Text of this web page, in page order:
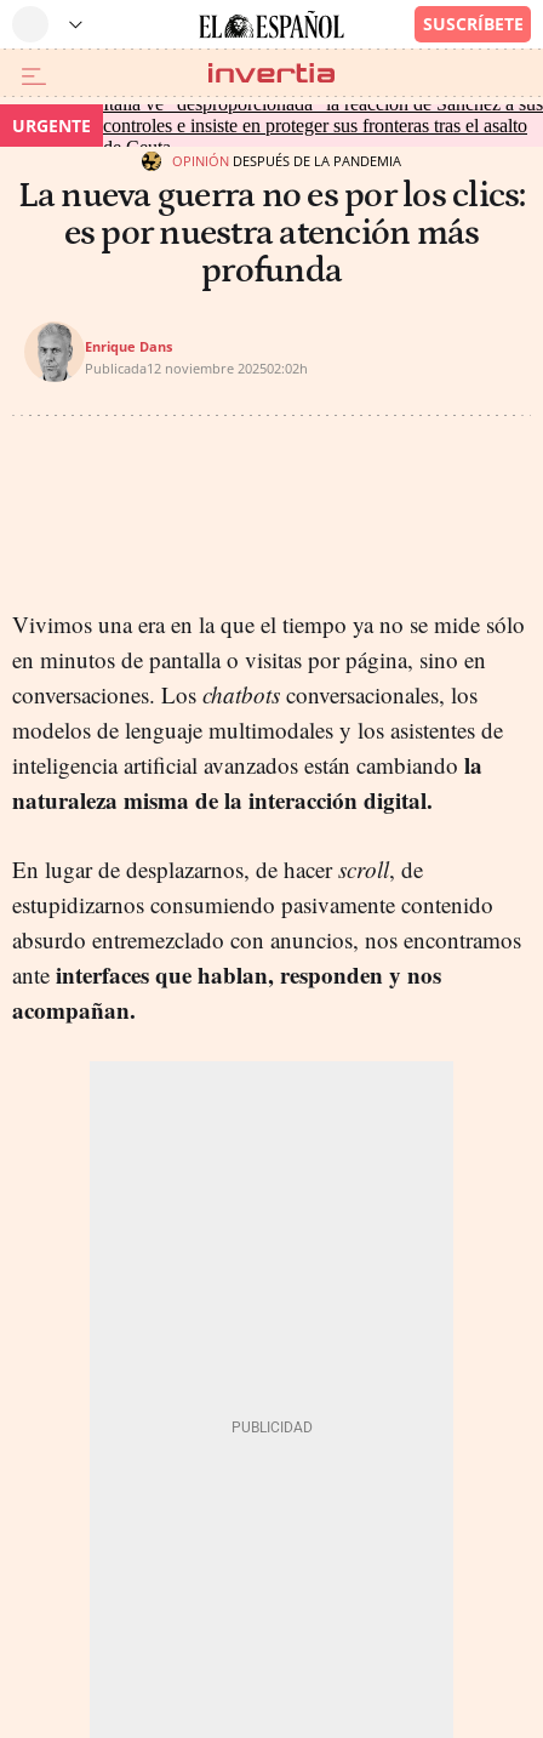
URGENTE
Italia ve "desproporcionada" la reacción de Sánchez a sus
controles e insiste en proteger sus fronteras tras el asalto
de Ceuta
OPINIÓN DESPUÉS DE LA PANDEMIA
La nueva guerra no es por los clics:
es por nuestra atención más
profunda
Enrique Dans
Publicada12 noviembre 202502:02h
Vivimos una era en la que el tiempo ya no se mide sólo
en minutos de pantalla o visitas por página, sino en
conversaciones. Los chatbots conversacionales, los
modelos de lenguaje multimodales y los asistentes de
inteligencia artificial avanzados están cambiando la
naturaleza misma de la interacción digital.
En lugar de desplazarnos, de hacer scroll, de
estupidizarnos consumiendo pasivamente contenido
absurdo entremezclado con anuncios, nos encontramos
ante interfaces que hablan, responden y nos
acompañan.